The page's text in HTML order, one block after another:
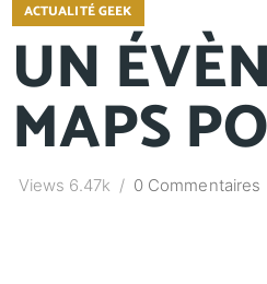
ACTUALITÉ GEEK
UN
MAPS
Views 6.47k 0 Commentaires